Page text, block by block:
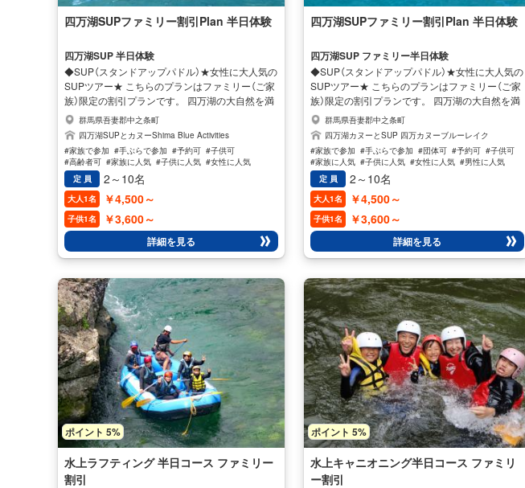
四万湖SUPファミリー割引Plan 半日体験
四万湖SUP 半日体験
◆SUP（スタンドアップパドル）★女性に大人気の
SUPツアー★ こちらのプランはファミリー（ご家
族）限定の割引プランです。 四万湖の大自然を満
喫できるSUPはどなたでも初心者でもご利用いた
だけます(^^♪ ご家族でも参加可能のSUPは小学
生以上であればOKです。 SUPとは大きなサーフ
ボードの上に乗り水上を漕ぎ進めていくお洒落な
ウォータースポーツです。 国内外でも急速に人
気が高まっている新感覚のアクティビティです！
波に乗ることはもちろん、水面上をゆったりとク
ルージング、慣れてくれば 友達とレースしたり
も出来ちゃいます♪ また、不安定なボートの上に
のってバランスをとることでフィットネス効果も
あります。 性別や年齢層を問わず、幅広い世代
あなたもスタンドアップパドル（SUP）水上湖面散
歩を体験してみては？ 開催期間 4月～11月迄【四
万湖SUPコース】
群馬県吾妻郡中之条町
四万湖SUPとカヌーShima Blue Activities
#家族で参加 #手ぶらで参加 #予約可 #子供可
#高齢者可 #家族に人気 #子供に人気 #女性に人気
#男性に人気
定 員 2～10名
大人1名 ￥4,500～
子供1名 ￥3,600～
詳細を見る
四万湖SUPファミリー割引Plan 半日体験
四万湖SUP ファミリー半日体験
◆SUP（スタンドアップパドル）★女性に大人気の
SUPツアー★ こちらのプランはファミリー（ご家
族）限定の割引プランです。 四万湖の大自然を満
喫できるSUPはどなたでも初心者でもご利用いた
だけます(^^♪ ご家族でも参加可能のSUPは小学
生以上であればOKです。 SUPとは大きなサーフ
ボードの上に乗り水上を漕ぎ進めていくお洒落な
ウォータースポーツです。 国内外でも急速に人
気が高まっている新感覚のアクティビティです！
波に乗ることはもちろん、水面上をゆったりとク
ルージング、慣れてくれば 友達とレースしたり
も出来ちゃいます♪ また、不安定なボートの上に
のってバランスをとることでフィットネス効果も
あります。 性別や年齢層を問わず、幅広い世代
あなたもスタンドアップパドル（SUP）水上湖面散
歩を体験してみては？ 開催期間 4月～11月迄【四
万湖SUPコース】
群馬県吾妻郡中之条町
四万湖カヌーとSUP 四万カヌーブルーレイク
#家族で参加 #手ぶらで参加 #団体可 #予約可 #子供可
#家族に人気 #子供に人気 #女性に人気 #男性に人気
定 員
2～10名
大人1名 ￥4,500～
子供1名 ￥3,600～
詳細を見る
ポイント 5%
水上ラフティング 半日コース ファミリー
割引
ポイント 5%
水上キャニオニング半日コース ファミリ
ー割引